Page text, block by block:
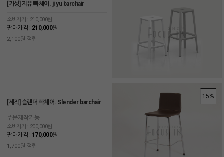
[기성] 지유 빠체어. ji yu barchair
소비자가 : 210,000원
판매가격 : 210,000원
2,100원 적립
15%
[제작] 슬렌더 빠체어. Slender barchair
주문제작가능
소비자가 : 200,000원
판매가격 : 170,000원
1,700원 적립